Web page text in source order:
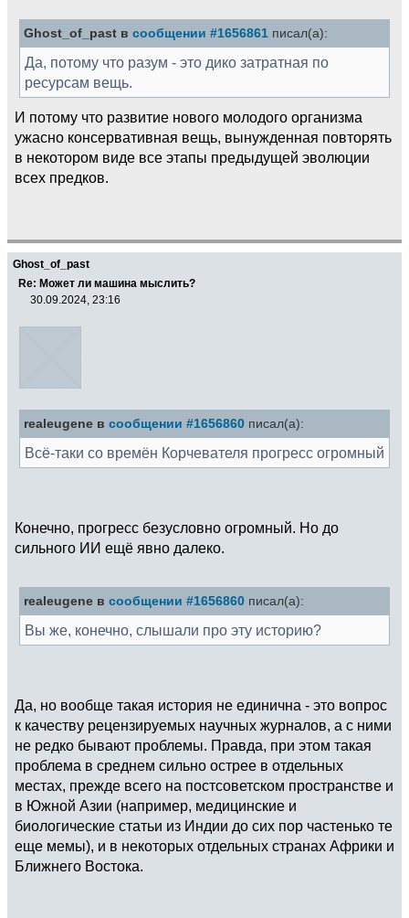
Ghost_of_past в сообщении #1656861 писал(а):
Да, потому что разум - это дико затратная по
ресурсам вещь.
И потому что развитие нового молодого организма
ужасно консервативная вещь, вынужденная повторять
в некотором виде все этапы предыдущей эволюции
всех предков.
Ghost_of_past
Re: Может ли машина мыслить?
30.09.2024, 23:16
realeugene в сообщении #1656860 писал(а):
Всё-таки со времён Корчевателя прогресс огромный
Конечно, прогресс безусловно огромный. Но до
сильного ИИ ещё явно далеко.
realeugene в сообщении #1656860 писал(а):
Вы же, конечно, слышали про эту историю?
Да, но вообще такая история не единична - это вопрос
к качеству рецензируемых научных журналов, а с ними
не редко бывают проблемы. Правда, при этом такая
проблема в среднем сильно острее в отдельных
местах, прежде всего на постсоветском пространстве и
в Южной Азии (например, медицинские и
биологические статьи из Индии до сих пор частенько те
еще мемы), и в некоторых отдельных странах Африки и
Ближнего Востока.